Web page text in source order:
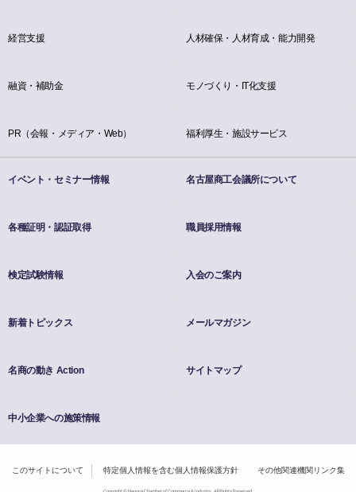
経営支援
融資・補助金
PR（会報・メディア・Web）
人材確保・人材育成・能力開発
モノづくり・IT化支援
福利厚生・施設サービス
イベント・セミナー情報
各種証明・認証取得
検定試験情報
新着トピックス
名商の動き Action
中小企業への施策情報
名古屋商工会議所について
職員採用情報
入会のご案内
メールマガジン
サイトマップ
このサイトについて 特定個人情報を含む個人情報保護方針 その他関連機関リンク集